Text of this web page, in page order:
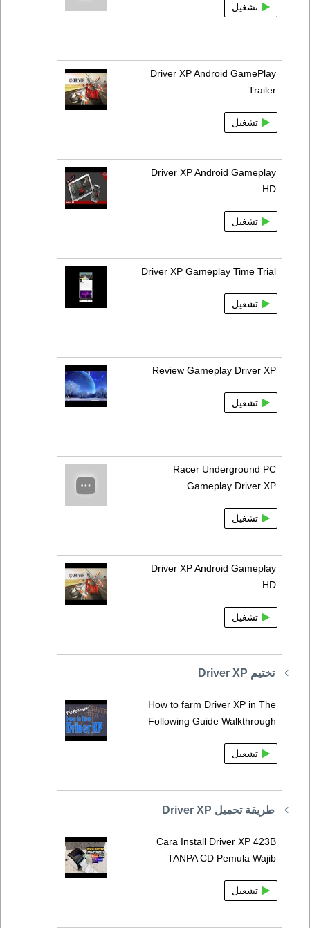
تشغيل
Driver XP Android GamePlay
Trailer
تشغيل
Driver XP Android Gameplay
HD
تشغيل
Driver XP Gameplay Time Trial
تشغيل
Review Gameplay Driver XP
تشغيل
Racer Underground PC
Gameplay Driver XP
تشغيل
Driver XP Android Gameplay
HD
تشغيل
تختيم Driver XP
How to farm Driver XP in The
Following Guide Walkthrough
تشغيل
طريقة تحميل Driver XP
Cara Install Driver XP 423B
TANPA CD Pemula Wajib
تشغيل